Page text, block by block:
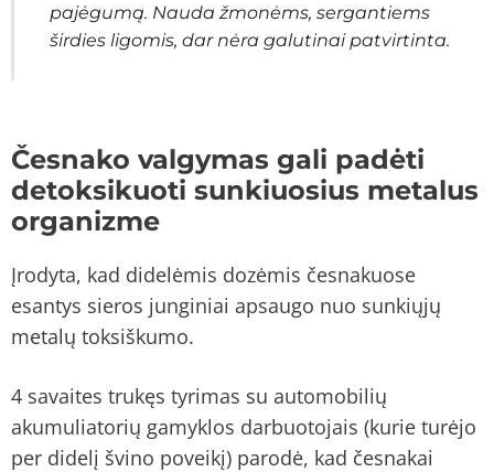
pajėgumą. Nauda žmonėms, sergantiems
širdies ligomis, dar nėra galutinai patvirtinta.
Česnako valgymas gali padėti
detoksikuoti sunkiuosius metalus
organizme
Įrodyta, kad didelėmis dozėmis česnakuose
esantys sieros junginiai apsaugo nuo sunkiųjų
metalų toksiškumo.
4 savaites trukęs tyrimas su automobilių
akumuliatorių gamyklos darbuotojais (kurie turėjo
per didelį švino poveikį) parodė, kad česnakai